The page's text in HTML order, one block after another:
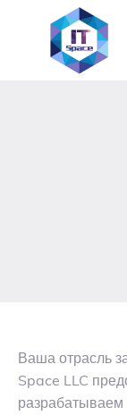
Ваша отрасль
Space LLC